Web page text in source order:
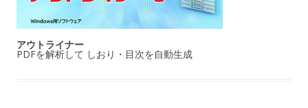
アウトライナー
PDFを解析して しおり・目次を自動生成